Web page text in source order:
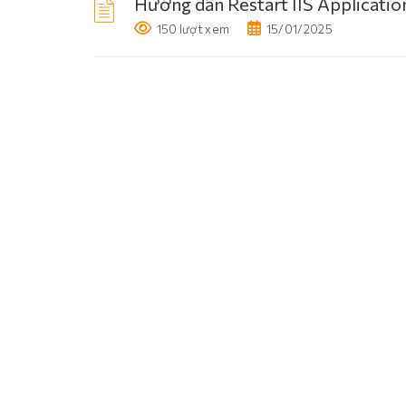
150 lượt xem 15/01/2025